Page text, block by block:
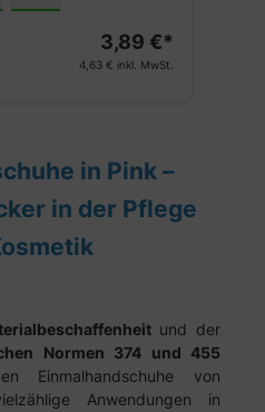
3,89 €*
4,63 € inkl. MwSt.
in Pink –
in der Pflege
und der
Normen 374 und 455
Einmalhandschuhe von
Anwendungen in